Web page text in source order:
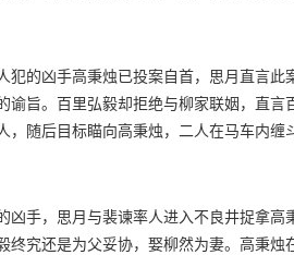
犯的凶手高秉烛已投案自首，思月直言
谕旨。百里弘毅却拒绝与柳家联姻，直
，随后目标瞄向高秉烛，二人在马车内
凶手，思月与裴谏率人进入不良井捉拿
终究还是为父妥协，娶柳然为妻。高秉